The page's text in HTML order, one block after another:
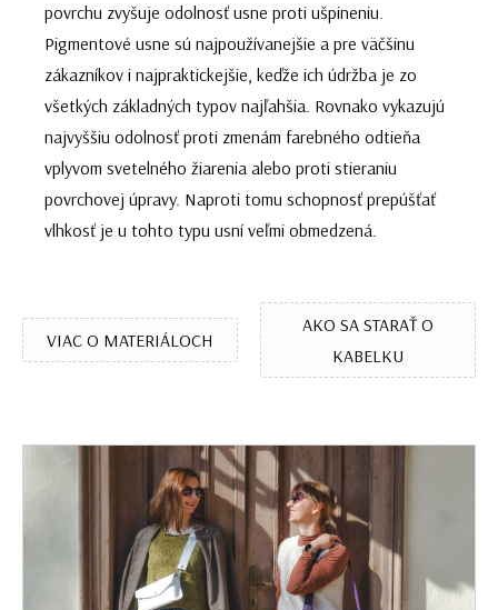
povrchu zvyšuje odolnosť usne proti ušpineniu.
Pigmentové usne sú najpoužívanejšie a pre väčšinu
zákazníkov i najpraktickejšie, keďže ich údržba je zo
všetkých základných typov najľahšia. Rovnako vykazujú
najvyššiu odolnosť proti zmenám farebného odtieňa
vplyvom svetelného žiarenia alebo proti stieraniu
povrchovej úpravy. Naproti tomu schopnosť prepúšťať
vlhkosť je u tohto typu usní veľmi obmedzená.
VIAC O MATERIÁLOCH
AKO SA STARAŤ O
KABELKU